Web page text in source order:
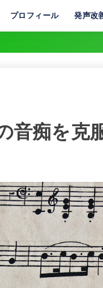
プロフィール 発声改
音痴を克